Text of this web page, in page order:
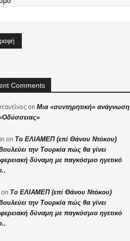
Comments
on Μια «συντηρητική» ανάγνωση
on Το ΕΛΙΑΜΕΠ (επί Θάνου Ντόκου)
την Τουρκία πώς θα γίνει
δύναμη με παγκόσμιο ηγετικό
on Το ΕΛΙΑΜΕΠ (επί Θάνου Ντόκου)
την Τουρκία πώς θα γίνει
δύναμη με παγκόσμιο ηγετικό